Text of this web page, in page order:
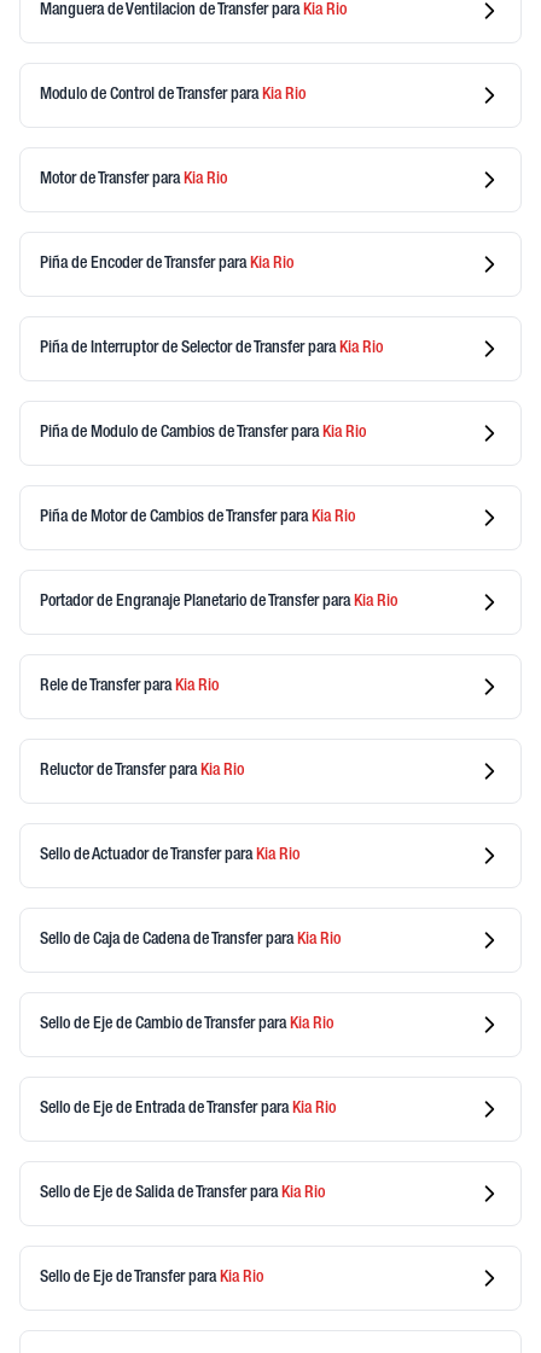
Manguera de Ventilacion de Transferpara KiaRio
Modulo de Control de Transferpara KiaRio
Motor de Transferpara KiaRio
Piña de Encoder de Transferpara KiaRio
Piña de Interruptor de Selector de Transferpara KiaRio
Piña de Modulo de Cambios de Transferpara KiaRio
Piña de Motor de Cambios de Transferpara KiaRio
Portador de Engranaje Planetario de Transferpara KiaRio
Rele de Transferpara KiaRio
Reluctor de Transferpara KiaRio
Sello de Actuador de Transferpara KiaRio
Sello de Caja de Cadena de Transferpara KiaRio
Sello de Eje de Cambio de Transferpara KiaRio
Sello de Eje de Entrada de Transferpara KiaRio
Sello de Eje de Salida de Transferpara KiaRio
Sello de Eje de Transferpara KiaRio